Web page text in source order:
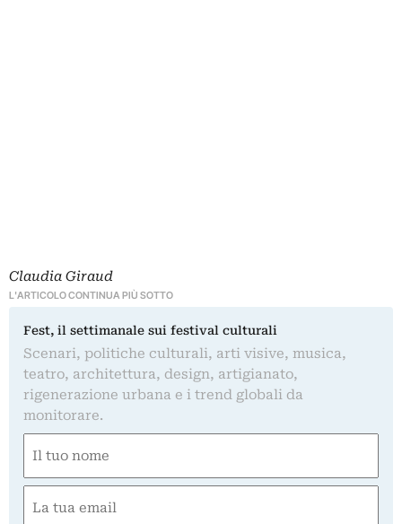
Claudia Giraud
L'ARTICOLO CONTINUA PIÙ SOTTO
Fest, il settimanale sui festival culturali
Scenari, politiche culturali, arti visive, musica,
teatro, architettura, design, artigianato,
rigenerazione urbana e i trend globali da
monitorare.
(Required)
(Required)